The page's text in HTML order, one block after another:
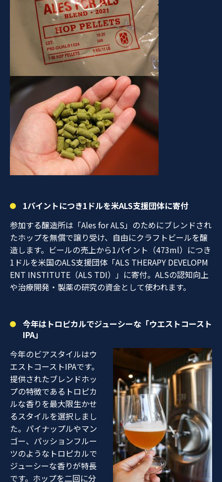
1パイントにつき1ドルを米ALS支援団体に寄付
参加する醸造所は「Ales for ALS」のためにブレンドされ
たホップを無償で譲り受け、自由にクラフトビールを醸
造します。ビールの売上から1パイント（473ml）につき
1ドルを米国のALS支援団体「ALS THERAPY DEVELOPM
ENT INSTITUTE（ALS TDI）」に寄付。ALSの認知向上
や治療開発・製薬の研究の資金として使われます。
今年はトロピカルでジューシーな「ウエストコースト
IPA」
今年のビアスタイルはウ
エストコーストIPAです。
提供されたブレンドホッ
プの特徴であるトロピカ
ルな香りを最大限生かせ
るスタイルを選択しまし
た。パイナップルやマン
ゴー、パッションフルー
ツのようなトロピカルで
ジューシーな香りが特長
です。ホップを二回に分